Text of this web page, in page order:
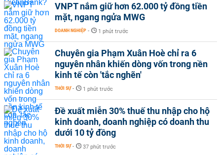
VNPT nắm giữ hơn 62.000 tỷ đồng tiền
mặt, ngang ngửa MWG
DOANH NGHIỆP - 1 phút trước
Chuyên gia Phạm Xuân Hoè chỉ ra 6
nguyên nhân khiến dòng vốn trong nền
kinh tế còn 'tắc nghẽn'
THỜI SỰ - 1 phút trước
Đề xuất miễn 30% thuế thu nhập cho hộ
kinh doanh, doanh nghiệp có doanh thu
dưới 10 tỷ đồng
THỜI SỰ - 37 phút trước